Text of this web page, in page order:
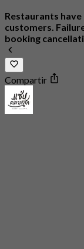
Restaurants
customers.
booking
Compartir